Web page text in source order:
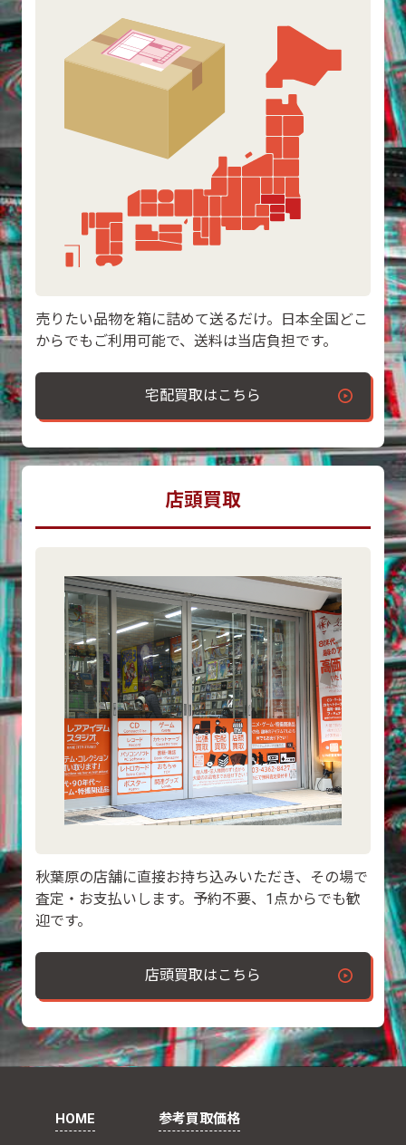
売りたい品物を箱に詰めて送るだけ。日本全国どこ
からでもご利用可能で、送料は当店負担です。
宅配買取はこちら
店頭買取
秋葉原の店舗に直接お持ち込みいただき、その場で
査定・お支払いします。予約不要、1点からでも歓
迎です。
店頭買取はこちら
HOME 参考買取価格